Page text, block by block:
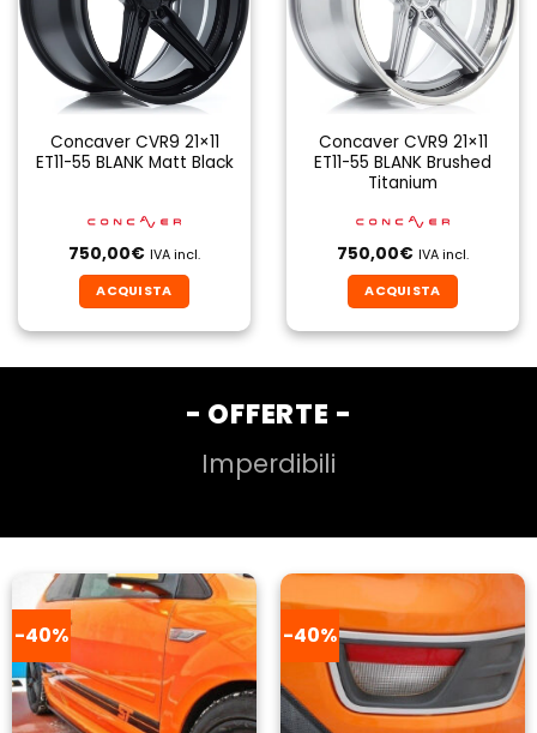
Concaver CVR9 21×11
ET11-55 BLANK Matt Black
750,00€ IVA incl.
ACQUISTA
Concaver CVR9 21×11
ET11-55 BLANK Brushed
Titanium
750,00€ IVA incl.
ACQUISTA
- OFFERTE -
Imperdibili
-40% -40%